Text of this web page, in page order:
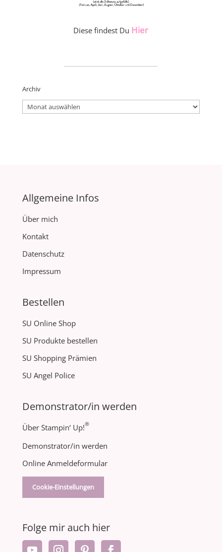
Diese findest Du Hier
Archiv
Archiv
Allgemeine Infos
Über mich
Kontakt
Datenschutz
Impressum
Bestellen
SU Online Shop
SU Produkte bestellen
SU Shopping Prämien
SU Angel Police
Demonstrator/in werden
Über Stampin‘ Up!®
Demonstrator/in werden
Online Anmeldeformular
Cookie-Einstellungen
Folge mir auch hier